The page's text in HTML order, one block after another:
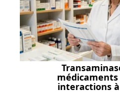
interactions